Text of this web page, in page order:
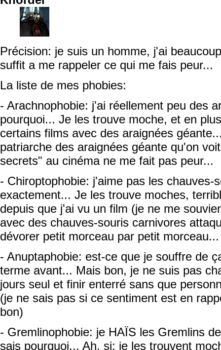
Précision: je suis un homme, j'ai
suffit a me rappeler ce qui me fais peur...
La liste de mes phobies:
- Arachnophobie: j'ai réellement peu des
pourquoi... Je les trouve moche, et en
certains films avec des araignées
patriarche des araignées géante qu'on
secrets" au cinéma ne me fait pas peur...
- Chiroptophobie: j'aime pas les chauves-
exactement... Je les trouve moches,
depuis que j'ai vu un film (je ne me
avec des chauves-souris carnivores
dévorer petit morceau par petit morceau...
- Anuptaphobie: est-ce que je souffre de
terme avant... Mais bon, je ne suis pas
jours seul et finir enterré sans que
(je ne sais pas si ce sentiment est en
bon)
- Gremlinophobie: je HAÏS les Gremlins
sais pourquoi... Ah, si: je les trouvent